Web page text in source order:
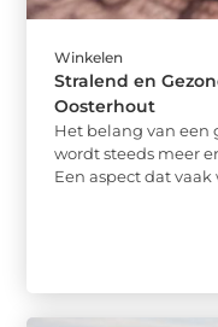
Winkelen
Stralend en
Oosterhout
Het belang van een
wordt steeds meer
Een aspect dat vaak